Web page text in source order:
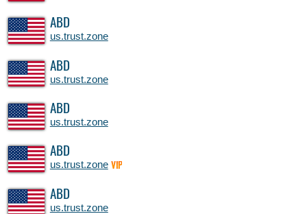
ABD
us.trust.zone
ABD
us.trust.zone
ABD
us.trust.zone
ABD
us.trust.zone VIP
ABD
us.trust.zone